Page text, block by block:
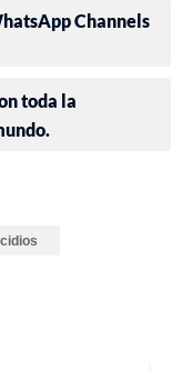
Channels
toda la